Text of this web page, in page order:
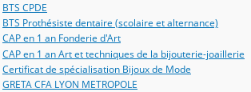
BTS CPDE
BTS Prothésiste dentaire (scolaire et alternance)
CAP en 1 an Fonderie d'Art
CAP en 1 an Art et techniques de la bijouterie-joaillerie
Certificat de spécialisation Bijoux de Mode
GRETA CFA LYON METROPOLE